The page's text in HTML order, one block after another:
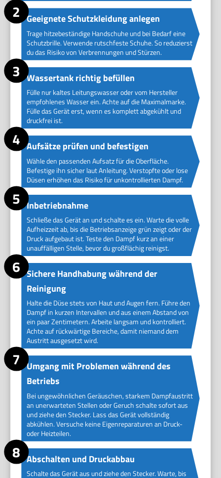
Geeignete Schutzkleidung anlegen
Trage hitzebeständige Handschuhe und bei Bedarf eine
Schutzbrille. Verwende rutschfeste Schuhe. So reduzierst
du das Risiko von Verbrennungen und Stürzen.
Wassertank richtig befüllen
Fülle nur kaltes Leitungswasser oder vom Hersteller
empfohlenes Wasser ein. Achte auf die Maximalmarke.
Fülle das Gerät erst, wenn es komplett abgekühlt und
druckfrei ist.
Aufsätze prüfen und befestigen
Wähle den passenden Aufsatz für die Oberfläche.
Befestige ihn sicher laut Anleitung. Verstopfte oder lose
Düsen erhöhen das Risiko für unkontrollierten Dampf.
Inbetriebnahme
Schließe das Gerät an und schalte es ein. Warte die volle
Aufheizzeit ab, bis die Betriebsanzeige grün zeigt oder der
Druck aufgebaut ist. Teste den Dampf kurz an einer
unauffälligen Stelle, bevor du großflächig reinigst.
Sichere Handhabung während der
Reinigung
Halte die Düse stets von Haut und Augen fern. Führe den
Dampf in kurzen Intervallen und aus einem Abstand von
ein paar Zentimetern. Arbeite langsam und kontrolliert.
Achte auf rückwärtige Bereiche, damit niemand dem
Austritt ausgesetzt wird.
Umgang mit Problemen während des
Betriebs
Bei ungewöhnlichen Geräuschen, starkem Dampfaustritt
an unerwarteten Stellen oder Geruch schalte sofort aus
und ziehe den Stecker. Lass das Gerät vollständig
abkühlen. Versuche keine Eigenreparaturen an Druck-
oder Heizteilen.
Abschalten und Druckabbau
Schalte das Gerät aus und ziehe den Stecker. Warte, bis